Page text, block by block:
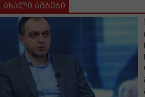
ახალი ამბები